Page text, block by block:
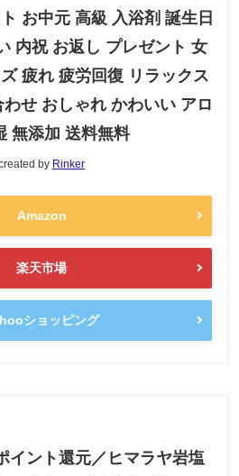
お中元 高級 入浴剤 誕生日
内祝 お返し プレゼント 女
疲れ 疲労回復 リラックス
せ おしゃれ かわいい アロ
無添加 送料無料
by Rinker
Amazon
楽天市場
ショッピング
イント還元／ヒマラヤ岩塩